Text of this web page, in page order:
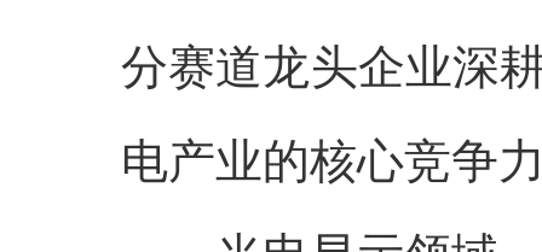
分赛道龙头企业深
电产业的核心竞争